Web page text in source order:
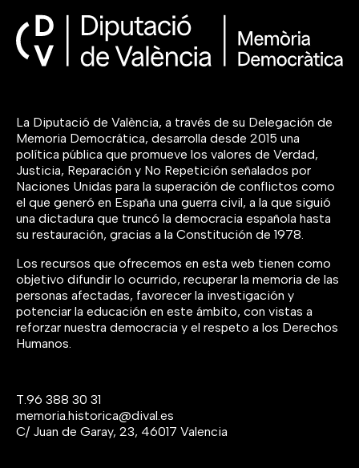
La Diputació de València, a través de su Delegación de
Memoria Democrática, desarrolla desde 2015 una
política pública que promueve los valores de Verdad,
Justicia, Reparación y No Repetición señalados por
Naciones Unidas para la superación de conflictos como
el que generó en España una guerra civil, a la que siguió
una dictadura que truncó la democracia española hasta
su restauración, gracias a la Constitución de 1978.
Los recursos que ofrecemos en esta web tienen como
objetivo difundir lo ocurrido, recuperar la memoria de las
personas afectadas, favorecer la investigación y
potenciar la educación en este ámbito, con vistas a
reforzar nuestra democracia y el respeto a los Derechos
Humanos.
T. 96 388 30 31
memoria.historica@dival.es
C/ Juan de Garay, 23, 46017 Valencia